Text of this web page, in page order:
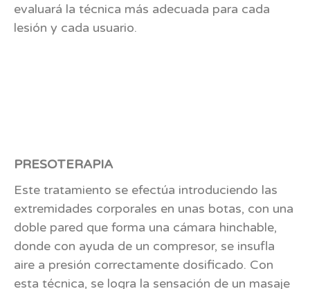
evaluará la técnica más adecuada para cada
lesión y cada usuario.
PRESOTERAPIA
Este tratamiento se efectúa introduciendo las
extremidades corporales en unas botas, con una
doble pared que forma una cámara hinchable,
donde con ayuda de un compresor, se insufla
aire a presión correctamente dosificado. Con
esta técnica, se logra la sensación de un masaje